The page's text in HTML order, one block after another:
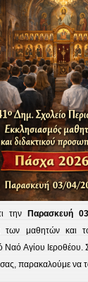
την Παρασκευή
των μαθητών και
Ναό Αγίου Ιεροθέου.
σας, παρακαλούμε να